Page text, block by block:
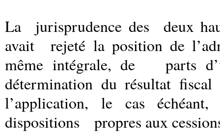
La jurisprudence des
deux
avait
rejeté la position de
même intégrale, de
parts
détermination du résultat fiscal
l’application, le cas
dispositions
propres aux